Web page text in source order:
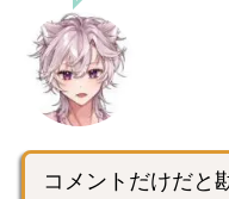
コメントだけだと